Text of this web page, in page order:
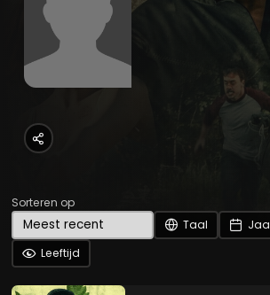
Sorteren op
Taal
Leeftijd